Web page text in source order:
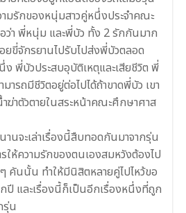
มรักของหนุ่มสาวคู่หนึ่งประจำคณะ
ว่า พี่หนุ่ม และพี่บัว ทั้ง 2 รักกันมาก
ขี่จักรยานไปรับไปส่งพี่บัวตลอด
พี่บัวประสบอุบัติเหตุและเสียชีวิต พี่
มารถมีชีวิตอยู่ต่อไปได้ถ้าขาดพี่บัว เขา
ฆ่าตัวตายในสระหน้าคณะศึกษาศาส
านจะเล่าเรื่องนี้สืบทอดกันมาจากรุ่น
ให้ความรักของตนเองสมหวังต้องไป
ๆ คันนั้น ทำให้มีนิสิตหลายคู่ไปไหว้ขอ
และเรื่องนี้ก็เป็นอีกเรื่องหนึ่งที่ถูก
รุ่น